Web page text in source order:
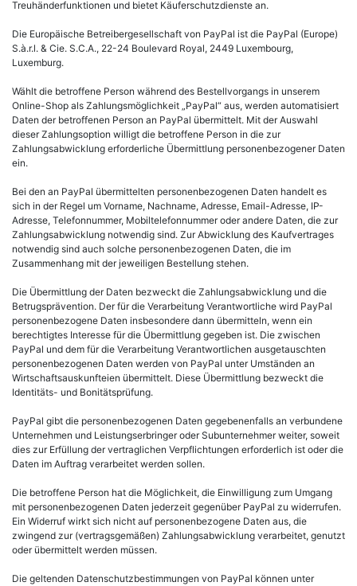
Treuhänderfunktionen und bietet Käuferschutzdienste an.
Die Europäische Betreibergesellschaft von PayPal ist die PayPal (Europe)
S.à.r.l. & Cie. S.C.A., 22-24 Boulevard Royal, 2449 Luxembourg,
Luxemburg.
Wählt die betroffene Person während des Bestellvorgangs in unserem
Online-Shop als Zahlungsmöglichkeit „PayPal“ aus, werden automatisiert
Daten der betroffenen Person an PayPal übermittelt. Mit der Auswahl
dieser Zahlungsoption willigt die betroffene Person in die zur
Zahlungsabwicklung erforderliche Übermittlung personenbezogener Daten
ein.
Bei den an PayPal übermittelten personenbezogenen Daten handelt es
sich in der Regel um Vorname, Nachname, Adresse, Email-Adresse, IP-
Adresse, Telefonnummer, Mobiltelefonnummer oder andere Daten, die zur
Zahlungsabwicklung notwendig sind. Zur Abwicklung des Kaufvertrages
notwendig sind auch solche personenbezogenen Daten, die im
Zusammenhang mit der jeweiligen Bestellung stehen.
Die Übermittlung der Daten bezweckt die Zahlungsabwicklung und die
Betrugsprävention. Der für die Verarbeitung Verantwortliche wird PayPal
personenbezogene Daten insbesondere dann übermitteln, wenn ein
berechtigtes Interesse für die Übermittlung gegeben ist. Die zwischen
PayPal und dem für die Verarbeitung Verantwortlichen ausgetauschten
personenbezogenen Daten werden von PayPal unter Umständen an
Wirtschaftsauskunfteien übermittelt. Diese Übermittlung bezweckt die
Identitäts- und Bonitätsprüfung.
PayPal gibt die personenbezogenen Daten gegebenenfalls an verbundene
Unternehmen und Leistungserbringer oder Subunternehmer weiter, soweit
dies zur Erfüllung der vertraglichen Verpflichtungen erforderlich ist oder die
Daten im Auftrag verarbeitet werden sollen.
Die betroffene Person hat die Möglichkeit, die Einwilligung zum Umgang
mit personenbezogenen Daten jederzeit gegenüber PayPal zu widerrufen.
Ein Widerruf wirkt sich nicht auf personenbezogene Daten aus, die
zwingend zur (vertragsgemäßen) Zahlungsabwicklung verarbeitet, genutzt
oder übermittelt werden müssen.
Die geltenden Datenschutzbestimmungen von PayPal können unter